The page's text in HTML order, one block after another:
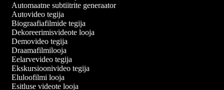
Automaatne subtiitrite generaator
Autovideo tegija
Biograafiafilmide tegija
Dekoreerimisvideote looja
Demovideo tegija
Draamafilmilooja
Eelarvevideo tegija
Ekskursioonivideo tegija
Eluloofilmi looja
Esitluse videote looja